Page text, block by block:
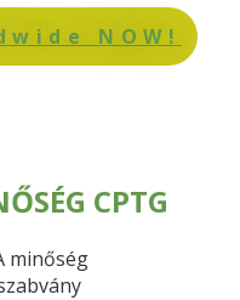
NOW!
CPTG
minőség